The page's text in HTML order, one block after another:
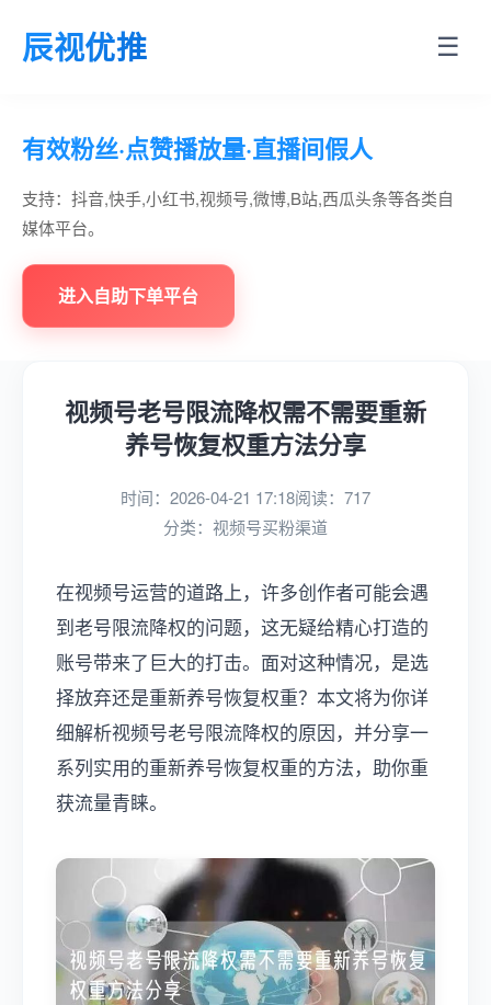
辰视优推 ☰
有效粉丝·点赞播放量·直播间假人
支持：抖音,快手,小红书,视频号,微博,B站,西瓜头条等各类自
媒体平台。
进入自助下单平台
视频号老号限流降权需不需要重新
养号恢复权重方法分享
时间：2026-04-21 17:18阅读：717
分类： 视频号买粉渠道
在视频号运营的道路上，许多创作者可能会遇
到老号限流降权的问题，这无疑给精心打造的
账号带来了巨大的打击。面对这种情况，是选
择放弃还是重新养号恢复权重？本文将为你详
细解析视频号老号限流降权的原因，并分享一
系列实用的重新养号恢复权重的方法，助你重
获流量青睐。